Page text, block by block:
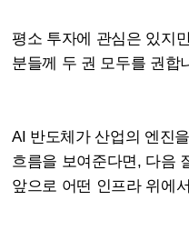
평소 투자에 관심은 있지
분들께 두 권 모두를 권합
AI 반도체가 산업의 엔진
흐름을 보여준다면, 다음
앞으로 어떤 인프라 위에